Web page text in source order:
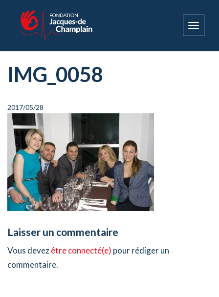
Toggle
IMG_0058
2017/05/28
Laisser un commentaire
Vous devezêtre connecté(e) pour rédiger un
commentaire.